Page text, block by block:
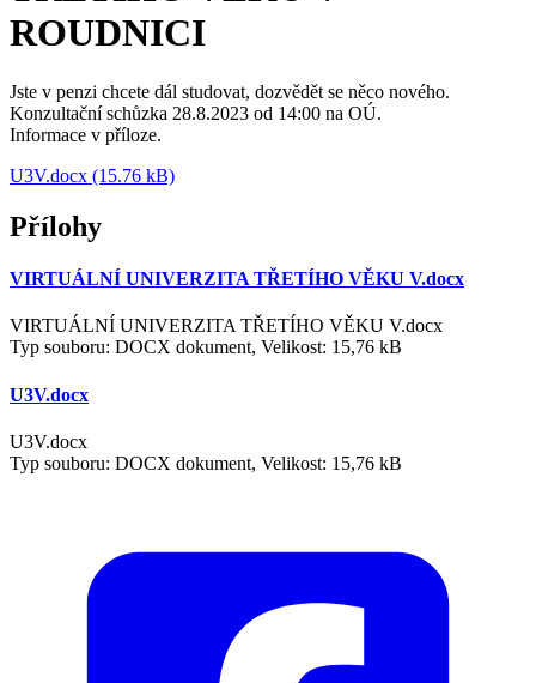
ROUDNICI
Jste v penzi chcete dál studovat, dozvědět se něco nového.
Konzultační schůzka 28.8.2023 od 14:00 na OÚ.
Informace v příloze.
U3V.docx (15.76 kB)
Přílohy
VIRTUÁLNÍ UNIVERZITA TŘETÍHO VĚKU V.docx
VIRTUÁLNÍ UNIVERZITA TŘETÍHO VĚKU V.docx
Typ souboru: DOCX dokument, Velikost: 15,76 kB
U3V.docx
U3V.docx
Typ souboru: DOCX dokument, Velikost: 15,76 kB